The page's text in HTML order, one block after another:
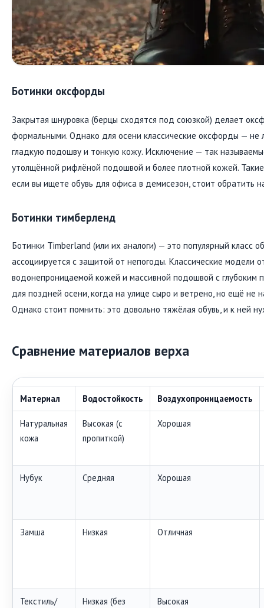
Ботинки оксфорды
Закрытая шнуровка (берцы сходятся под союзкой) делает
формальными. Однако для осени классические оксфорды —
гладкую подошву и тонкую кожу. Исключение — так
утолщённой рифлёной подошвой и более плотной кожей.
если вы ищете обувь для офиса в демисезон, стоит обратить
Ботинки тимберленд
Ботинки Timberland (или их аналоги) — это популярный класс
ассоциируется с защитой от непогоды. Классические модели
водонепроницаемой кожей и массивной подошвой с глубоким
для поздней осени, когда на улице сыро и ветрено, но ещё не
Однако стоит помнить: это довольно тяжёлая обувь, и к ней
Сравнение материалов верха
Материал Водостойкость Воздухопроницаемость
Натуральная
кожа
Высокая (с
пропиткой)
Хорошая
Нубук Средняя Хорошая
Замша Низкая Отличная
Текстиль/ Низкая (без Высокая